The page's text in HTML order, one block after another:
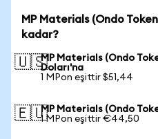
MP Materials (Ondo
kadar?
🇺🇸MP Materials (Ondo
Doları'na
1 MPon eşittir $51,44
🇪🇺MP Materials (Ondo
1 MPon eşittir €44,50